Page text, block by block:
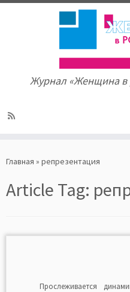
to
Журнал «Женщина в
Главная » репрезентация
Article Tag:
Прослеживается